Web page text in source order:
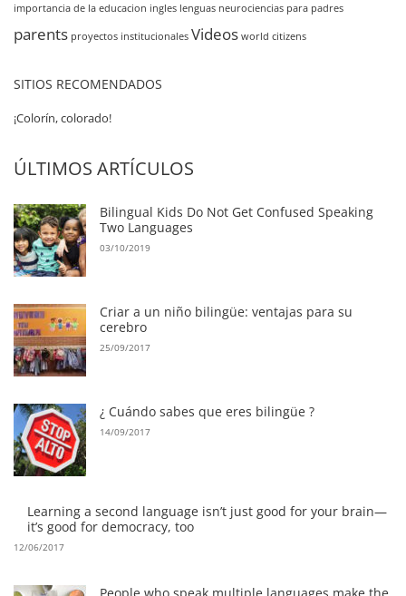
importancia de la educacion ingles lenguas neurociencias para padres
parents proyectos institucionales Videos world citizens
SITIOS RECOMENDADOS
¡Colorín, colorado!
ÚLTIMOS ARTÍCULOS
Bilingual Kids Do Not Get Confused Speaking
Two Languages
03/10/2019
Criar a un niño bilingüe: ventajas para su
cerebro
25/09/2017
¿ Cuándo sabes que eres bilingüe ?
14/09/2017
Learning a second language isn’t just good for your brain—
it’s good for democracy, too
12/06/2017